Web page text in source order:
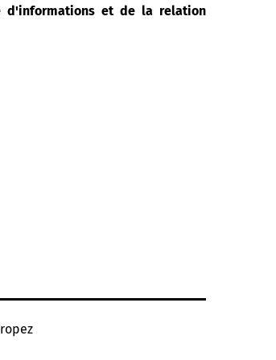
d'informations et de la relation